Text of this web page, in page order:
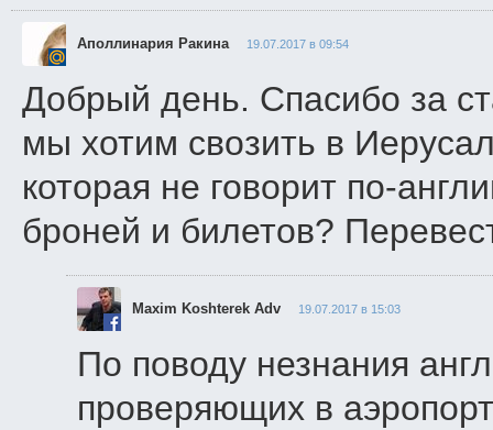
Аполлинария Ракина 19.07.2017 в 09:54
Добрый день. Спасибо за
мы хотим свозить в
которая не говорит по-
броней и билетов?
Maxim Koshterek Adv 19.07.2017 в 15:03
По поводу незнания
проверяющих в